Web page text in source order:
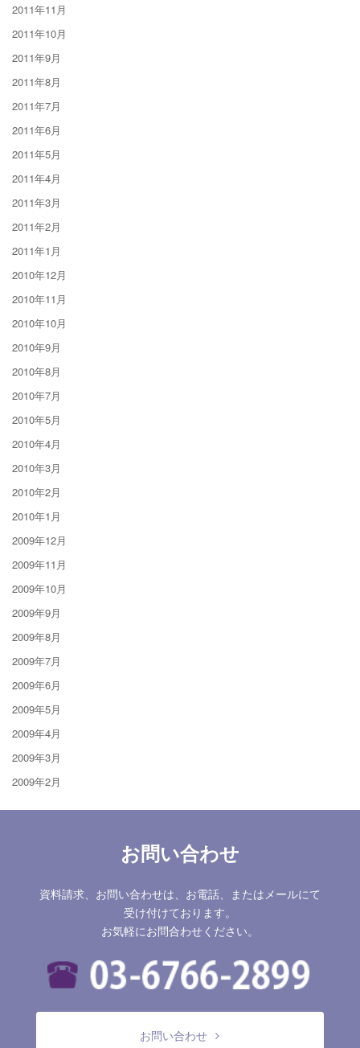
2011年11月
2011年10月
2011年9月
2011年8月
2011年7月
2011年6月
2011年5月
2011年4月
2011年3月
2011年2月
2011年1月
2010年12月
2010年11月
2010年10月
2010年9月
2010年8月
2010年7月
2010年5月
2010年4月
2010年3月
2010年2月
2010年1月
2009年12月
2009年11月
2009年10月
2009年9月
2009年8月
2009年7月
2009年6月
2009年5月
2009年4月
2009年3月
2009年2月
お問い合わせ
資料請求、お問い合わせは、お電話、またはメールにて
受け付けております。
お気軽にお問合わせください。
お問い合わせ